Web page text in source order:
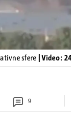
sfere | Video:
9